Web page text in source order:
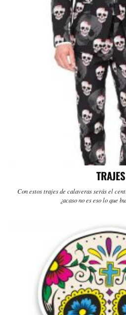
TRAJES
Con estos trajes de calaveras serás el
¿acaso no es eso lo que